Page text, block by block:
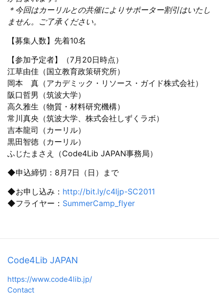
＊今回はカーリルとの共催によりサポーター割引はいたし
ません。ご了承ください。
【募集人数】先着10名
【参加予定者】（7月20日時点）
江草由佳（国立教育政策研究所）
岡本 真（アカデミック・リソース・ガイド株式会社）
阪口哲男（筑波大学）
高久雅生（物質・材料研究機構）
常川真央（筑波大学、株式会社しずくラボ）
吉本龍司（カーリル）
黒田智徳（カーリル）
ふじたまさえ（Code4Lib JAPAN事務局）
◆申込締切：8月7日（日）まで
◆お申し込み： http://bit.ly/c4ljp-SC2011
◆フライヤー： SummerCamp_flyer
Code4Lib JAPAN
https://www.code4lib.jp/
Contact